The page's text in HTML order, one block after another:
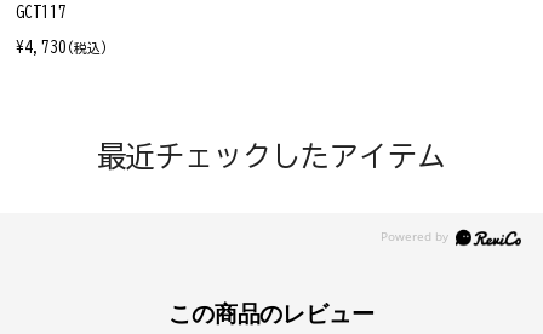
GCT117
¥4,730 (税込)
最近チェックしたアイテム
この商品のレビュー